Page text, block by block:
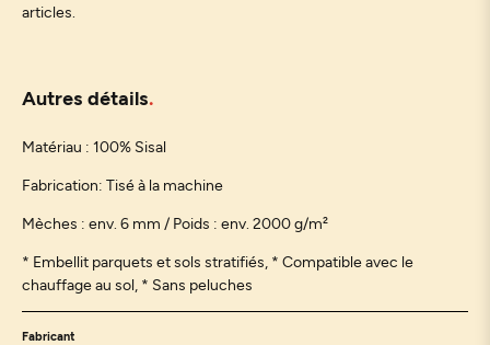
articles.
Autres détails
Matériau : 100% Sisal
Fabrication: Tisé à la machine
Mèches : env. 6 mm / Poids : env. 2000 g/m²
* Embellit parquets et sols stratifiés, * Compatible avec le
chauffage au sol, * Sans peluches
Fabricant